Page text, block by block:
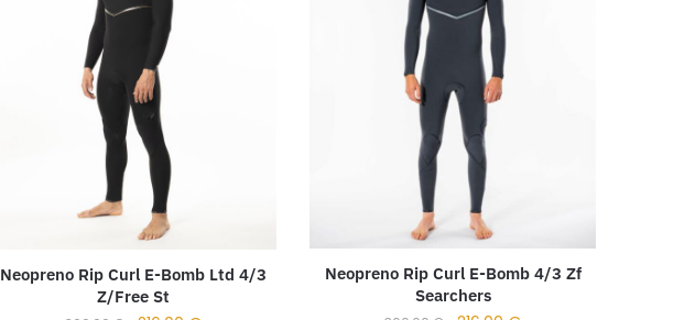
Neopreno Rip Curl E-Bomb Ltd 4/3
Z/Free St
Neopreno Rip Curl E-Bomb 4/3 Zf
Searchers